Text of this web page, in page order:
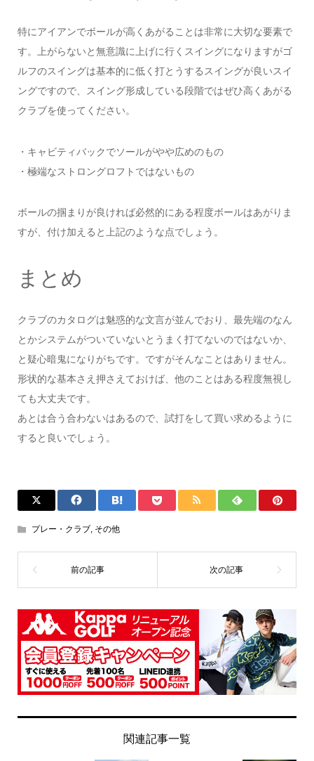
特にアイアンでボールが高くあがることは非常に大切な要素で
す。上がらないと無意識に上げに行くスイングになりますがゴ
ルフのスイングは基本的に低く打とうするスイングが良いスイ
ングですので、スイング形成している段階ではぜひ高くあがる
クラブを使ってください。
・キャビティバックでソールがやや広めのもの
・極端なストロングロフトではないもの
ボールの掴まりが良ければ必然的にある程度ボールはあがりま
すが、付け加えると上記のような点でしょう。
まとめ
クラブのカタログは魅惑的な文言が並んでおり、最先端のなん
とかシステムがついていないとうまく打てないのではないか、
と疑心暗鬼になりがちです。ですがそんなことはありません。
形状的な基本さえ押さえておけば、他のことはある程度無視し
ても大丈夫です。
あとは合う合わないはあるので、試打をして買い求めるように
すると良いでしょう。
プレー・クラブ, その他
関連記事一覧